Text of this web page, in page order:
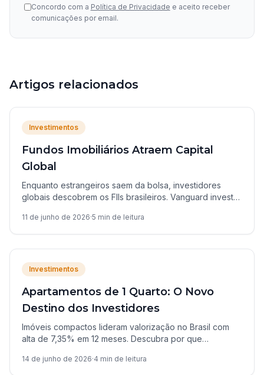
Concordo com a Política de Privacidade e aceito receber
comunicações por email.
Artigos relacionados
Investimentos
Fundos Imobiliários Atraem Capital
Global
Enquanto estrangeiros saem da bolsa, investidores
globais descobrem os FIIs brasileiros. Vanguard investe
11 de junho de 2026·5 min de leitura
Investimentos
Apartamentos de 1 Quarto: O Novo
Destino dos Investidores
Imóveis compactos lideram valorização no Brasil com
alta de 7,35% em 12 meses. Descubra por que
14 de junho de 2026·4 min de leitura